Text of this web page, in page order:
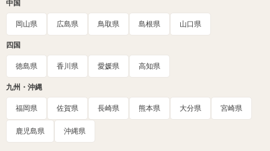
中国
岡山県 広島県 鳥取県 島根県 山口県
四国
徳島県 香川県 愛媛県 高知県
九州・沖縄
福岡県 佐賀県 長崎県 熊本県 大分県 宮崎県
鹿児島県 沖縄県